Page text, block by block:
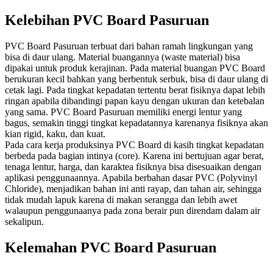
Kelebihan PVC Board Pasuruan
PVC Board Pasuruan terbuat dari bahan ramah lingkungan yang
bisa di daur ulang. Material buangannya (waste material) bisa
dipakai untuk produk kerajinan. Pada material buangan PVC Board
berukuran kecil bahkan yang berbentuk serbuk, bisa di daur ulang di
cetak lagi. Pada tingkat kepadatan tertentu berat fisiknya dapat lebih
ringan apabila dibandingi papan kayu dengan ukuran dan ketebalan
yang sama. PVC Board Pasuruan memiliki energi lentur yang
bagus, semakin tinggi tingkat kepadatannya karenanya fisiknya akan
kian rigid, kaku, dan kuat.
Pada cara kerja produksinya PVC Board di kasih tingkat kepadatan
berbeda pada bagian intinya (core). Karena ini bertujuan agar berat,
tenaga lentur, harga, dan karaktea fisiknya bisa disesuaikan dengan
aplikasi penggunaannya. Apabila berbahan dasar PVC (Polyvinyl
Chloride), menjadikan bahan ini anti rayap, dan tahan air, sehingga
tidak mudah lapuk karena di makan serangga dan lebih awet
walaupun penggunaanya pada zona berair pun direndam dalam air
sekalipun.
Kelemahan PVC Board Pasuruan